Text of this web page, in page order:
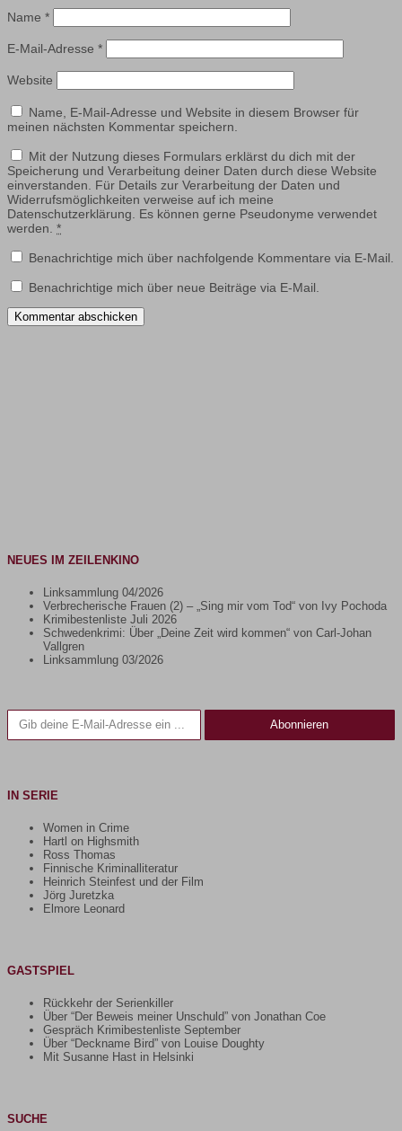
Name *
E-Mail-Adresse *
Website
Name, E-Mail-Adresse und Website in diesem Browser für
meinen nächsten Kommentar speichern.
Mit der Nutzung dieses Formulars erklärst du dich mit der
Speicherung und Verarbeitung deiner Daten durch diese Website
einverstanden. Für Details zur Verarbeitung der Daten und
Widerrufsmöglichkeiten verweise auf ich meine
Datenschutzerklärung. Es können gerne Pseudonyme verwendet
werden. *
Benachrichtige mich über nachfolgende Kommentare via E-Mail.
Benachrichtige mich über neue Beiträge via E-Mail.
NEUES IM ZEILENKINO
Linksammlung 04/2026
Verbrecherische Frauen (2) – „Sing mir vom Tod“ von Ivy Pochoda
Krimibestenliste Juli 2026
Schwedenkrimi: Über „Deine Zeit wird kommen“ von Carl-Johan
Vallgren
Linksammlung 03/2026
Gib deine E-Mail-Adresse ein ...
Abonnieren
IN SERIE
Women in Crime
Hartl on Highsmith
Ross Thomas
Finnische Kriminalliteratur
Heinrich Steinfest und der Film
Jörg Juretzka
Elmore Leonard
GASTSPIEL
Rückkehr der Serienkiller
Über “Der Beweis meiner Unschuld” von Jonathan Coe
Gespräch Krimibestenliste September
Über “Deckname Bird” von Louise Doughty
Mit Susanne Hast in Helsinki
SUCHE